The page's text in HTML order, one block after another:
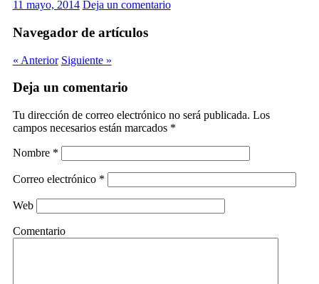
11 mayo, 2014 Deja un comentario
Navegador de artículos
« Anterior Siguiente »
Deja un comentario
Tu dirección de correo electrónico no será publicada. Los
campos necesarios están marcados *
Nombre *
Correo electrónico *
Web
Comentario